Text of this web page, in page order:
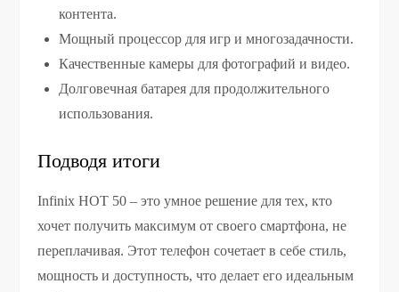
контента.
Мощный процессор для игр и многозадачности.
Качественные камеры для фотографий и видео.
Долговечная батарея для продолжительного
использования.
Подводя итоги
Infinix HOT 50 – это умное решение для тех, кто
хочет получить максимум от своего смартфона, не
переплачивая. Этот телефон сочетает в себе стиль,
мощность и доступность, что делает его идеальным